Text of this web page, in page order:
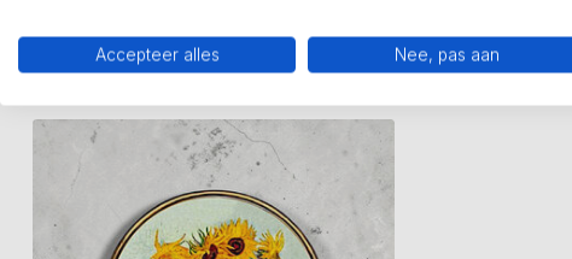
Recent bekeken
Accepteer alles Nee, pas aan